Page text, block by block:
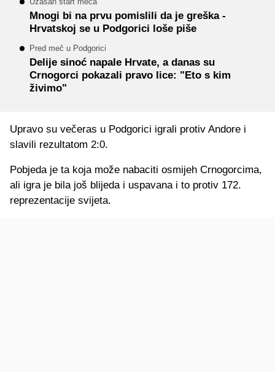
Mnogi bi na prvu pomislili da je greška -
Hrvatskoj se u Podgorici loše piše
Pred meč u Podgorici
Delije sinoć napale Hrvate, a danas su
Crnogorci pokazali pravo lice: "Eto s kim
živimo"
Upravo su večeras u Podgorici igrali protiv Andore i
slavili rezultatom 2:0.
Pobjeda je ta koja može nabaciti osmijeh Crnogorcima,
ali igra je bila još blijeda i uspavana i to protiv 172.
reprezentacije svijeta.